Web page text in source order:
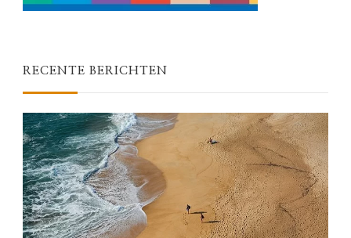
RECENTE BERICHTEN